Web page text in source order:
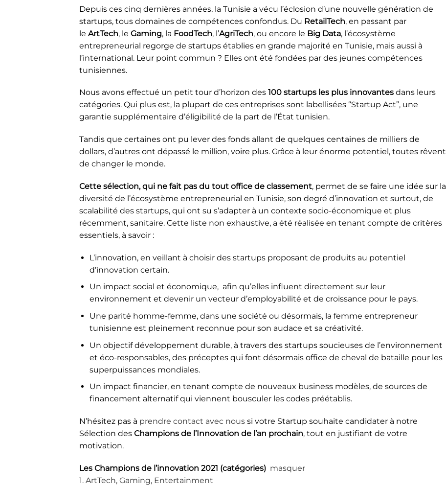
Depuis ces cinq dernières années, la Tunisie a vécu l’éclosion d’une nouvelle génération de
startups, tous domaines de compétences confondus. Du RetailTech, en passant par
le ArtTech, le Gaming, la FoodTech, l’AgriTech, ou encore le Big Data, l’écosystème
entrepreneurial regorge de startups établies en grande majorité en Tunisie, mais aussi à
l’international. Leur point commun ? Elles ont été fondées par des jeunes compétences
tunisiennes.
Nous avons effectué un petit tour d’horizon des 100 startups les plus innovantes dans leurs
catégories. Qui plus est, la plupart de ces entreprises sont labellisées “Startup Act”, une
garantie supplémentaire d’éligibilité de la part de l’État tunisien.
Tandis que certaines ont pu lever des fonds allant de quelques centaines de milliers de
dollars, d’autres ont dépassé le million, voire plus. Grâce à leur énorme potentiel, toutes rêvent
de changer le monde.
Cette sélection, qui ne fait pas du tout office de classement, permet de se faire une idée sur la
diversité de l’écosystème entrepreneurial en Tunisie, son degré d’innovation et surtout, de
scalabilité des startups, qui ont su s’adapter à un contexte socio-économique et plus
récemment, sanitaire. Cette liste non exhaustive, a été réalisée en tenant compte de critères
essentiels, à savoir :
L’innovation, en veillant à choisir des startups proposant de produits au potentiel
d’innovation certain.
Un impact social et économique, afin qu’elles influent directement sur leur
environnement et devenir un vecteur d’employabilité et de croissance pour le pays.
Une parité homme-femme, dans une société ou désormais, la femme entrepreneur
tunisienne est pleinement reconnue pour son audace et sa créativité.
Un objectif développement durable, à travers des startups soucieuses de l’environnement
et éco-responsables, des préceptes qui font désormais office de cheval de bataille pour les
superpuissances mondiales.
Un impact financier, en tenant compte de nouveaux business modèles, de sources de
financement alternatif qui viennent bousculer les codes préétablis.
N’hésitez pas à prendre contact avec nous si votre Startup souhaite candidater à notre
Sélection des Champions de l’Innovation de l’an prochain, tout en justifiant de votre
motivation.
Les Champions de l’innovation 2021 (catégories) masquer
1. ArtTech, Gaming, Entertainment